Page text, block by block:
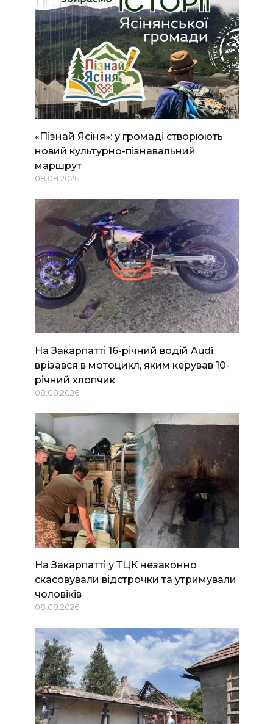
«Пізнай Ясіня»: у громаді створюють
новий культурно-пізнавальний
маршрут
08.08.2026
На Закарпатті 16-річний водій Audi
врізався в мотоцикл, яким керував 10-
річний хлопчик
08.08.2026
На Закарпатті у ТЦК незаконно
скасовували відстрочки та утримували
чоловіків
08.08.2026